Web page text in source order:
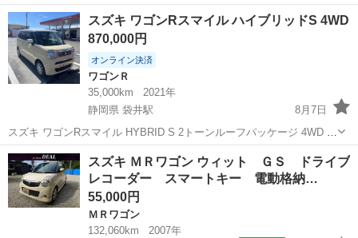
く綺麗です✨ 4WD ターボ CVT 社外オーディオ スマートキー プッシ
ュスタート シートヒーター エアコン冷えてます❄️ 内装も綺麗な状態で
す...
北海道 石狩郡 当別駅 ワゴンＲ
スズキ ワゴンRスマイル ハイブリッドS 4WD
870,000円
オンライン決済
ワゴンＲ
35,000km
2021年
静岡県 袋井駅
8月7日
スズキ ワゴンRスマイル HYBRID S 2トーンルーフパッケージ 4WD 年
式：令和3年（2021年）12月 走行距離：約35,000km 駆動：4WD ミッ
ション：AT 定員：4名 カラー：イエロー 2トーン 車検：...
静岡 袋井市 袋井駅 ワゴンＲ
スズキ ＭＲワゴン ウィット ＧＳ ドライブ
レコーダー スマートキー 電動格納…
55,000円
ＭＲワゴン
132,060km
2007年